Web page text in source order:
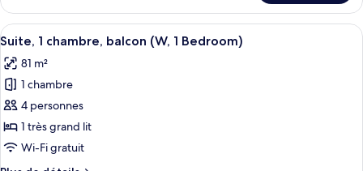
grand
lit,
terrasse
Chambre,
très
lit,
terrasse
Afficher
toutes
les
photos
pour
ce
type
Un salon moderne avec une grande
6
Suite, 1 chambre, balcon (W, 1 Bedroom)
81 m²
1 chambre
4 personnes
1 très grand lit
Wi-Fi gratuit